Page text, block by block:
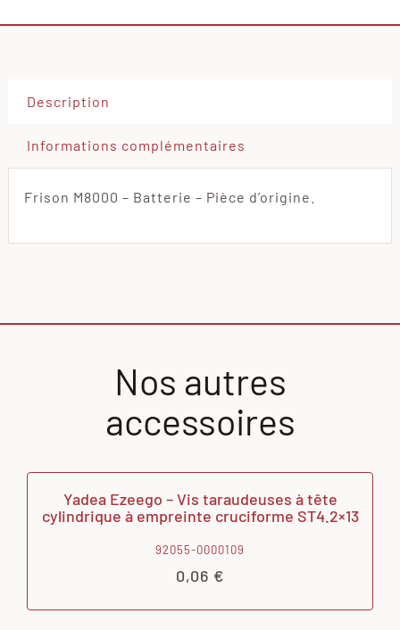
Description
Informations complémentaires
Frison M8000 – Batterie – Pièce d’origine.
Nos autres
accessoires
Yadea Ezeego – Vis taraudeuses à tête
cylindrique à empreinte cruciforme ST4.2×13
92055-0000109
0,06 €